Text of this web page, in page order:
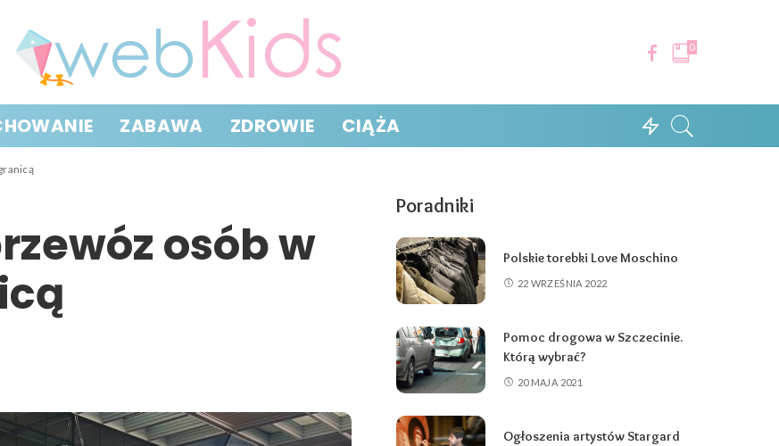
0
ZABAWA ZDROWIE CIĄŻA
osób w
Poradniki
Polskie torebki Love Moschino
22 WRZEŚNIA 2022
Pomoc drogowa w Szczecinie.
Którą wybrać?
20 MAJA 2021
Ogłoszenia artystów Stargard